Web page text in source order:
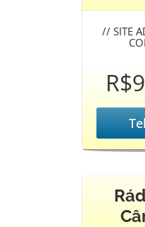
//SITE